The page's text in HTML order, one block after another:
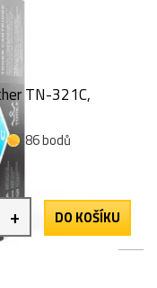
TN-321C,
86 bodů
+ DO KOŠÍKU